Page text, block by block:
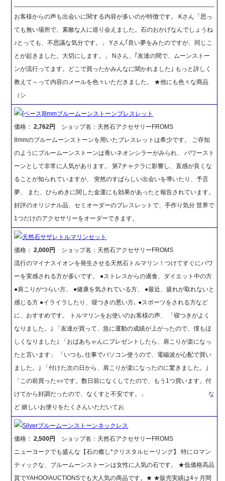
お客様からの声も出会いに関する内容が多いのが特徴です。 Kさん「思っ
ても無い場所で、素敵な人に巡り会えました。石のおかげなんでしょうね
♪とっても、不思議な気分です。」 Yさん｢良い夢をみたのですが、同じこ
とが起きました。大切にします。」 Nさん、｢友達の間で、ムーンストー
ンが流行ってます。どこで買ったかみんなに聞かれました｣ もっと詳しく
教えて～って内容のメールを色々いただきました。 ★他にも色々な商品
（シ
[ベース]8mmブルームーンストーンブレスレット
価格：2,762円
ショップ名：天然石アクセサリーFROMS
8mmのブルームーンストーンを用いたブレスレットは希少です。 ご存知
のようにブルームーンストーンは青いネオンシラーがみられ、 パワースト
ーンとして非常に人気があります。 第7チャクラに影響し、直感が良くな
ることが知られていますが、 突然のすばらしい出会いを導いたり、予言
夢、 また、ひらめきに関した金運にも効果があったと報告されています。
好評のオリジナル品、セミオーダーのブレスレットで、手作り気分 世界で
1つだけのアクセサリーをオーダーできます。
天然石サザレトルマリンセット
価格：2,000円
ショップ名：天然石アクセサリーFROMS
流行のマイナスイオンを発生させる天然石トルマリン！つけてすぐにパワ
ーを実感される方が多いです。 ●ストレスからの過食、ダイエット中の方
●肩こりがつらい方、 ●健康を気されている方、 ●最近、疲れが取れないと
感じる方 ●イライラしたり、寝つきの悪い方､ ●スポーツをされる方など
に、おすすめです。 トルマリンをお使いのお客様の声、 「寝つきがよく
なりました。｣ 「友達が買って、急に運動の成績が上がったので、僕もほ
しくなりました｣ 「おばあちゃんにプレゼントしたら、肩こりが楽になっ
たと言います」 「いつも､仕事でパソコン使うので、電磁波が心配で買い
ました。｣ 「付けた次の日から、肩こりが楽になったのに驚きました。｣
「この前買った○○です。数日前になくしてたので、もう1つ買います。付
けてから好調だったので、なくすと不安です。」 な
ど 嬉しいお便りをたくさんいただいてお
Silverブルームーンストーンネックレス
価格：2,500円
ショップ名：天然石アクセサリーFROMS
ニューヨークでも盛んな【石の癒し*クリスタルヒーリング】 特にロマン
ティックな、ブルームーンストーンは女性に人気の石です。 ★低価格高品
質でYAHOO!AUCTIONSでも大人気の商品です。★ ★販売実績は4ヶ月間